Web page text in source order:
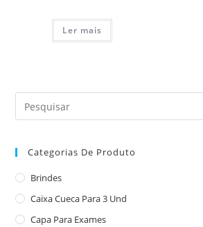
Ler mais
Categorias De Produto
Brindes
Caixa Cueca Para 3 Und
Capa Para Exames